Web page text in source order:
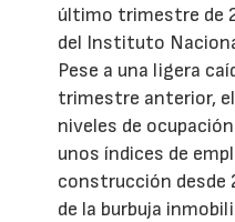
último trimestre de
del Instituto
Pese a una ligera
trimestre anterior,
niveles de
unos índices de
construcción desde
de la burbuja